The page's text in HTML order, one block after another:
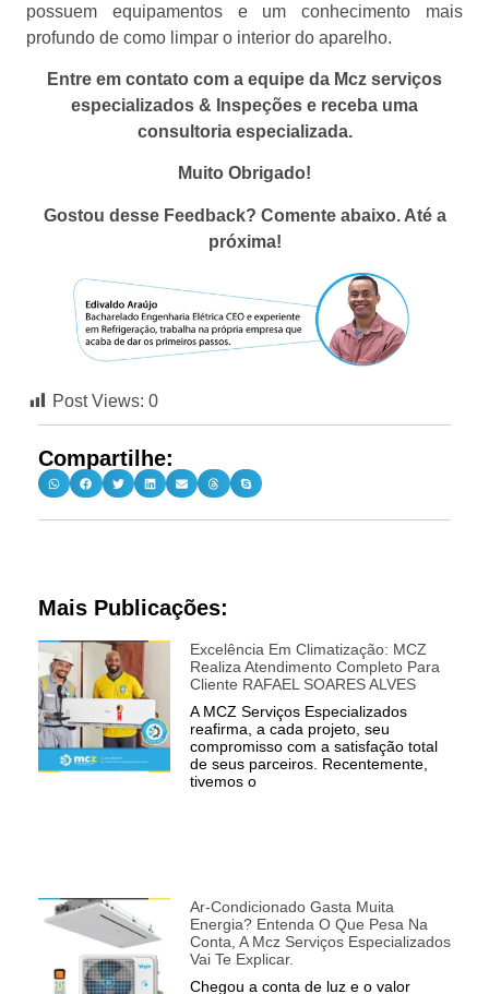
possuem equipamentos e um conhecimento mais
profundo de como limpar o interior do aparelho.
Entre em contato com a equipe da Mcz serviços
especializados & Inspeções e receba uma
consultoria especializada.
Muito Obrigado!
Gostou desse Feedback? Comente abaixo. Até a
próxima!
Post Views: 0
Compartilhe:
Mais Publicações:
Excelência Em Climatização: MCZ
Realiza Atendimento Completo Para
Cliente RAFAEL SOARES ALVES
A MCZ Serviços Especializados
reafirma, a cada projeto, seu
compromisso com a satisfação total
de seus parceiros. Recentemente,
tivemos o
Ar-Condicionado Gasta Muita
Energia? Entenda O Que Pesa Na
Conta, A Mcz Serviços Especializados
Vai Te Explicar.
Chegou a conta de luz e o valor